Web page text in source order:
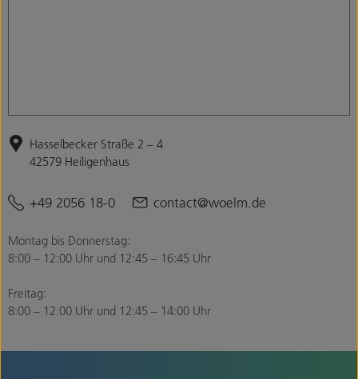
Hasselbecker Straße 2 – 4
42579 Heiligenhaus
+49 2056 18-0 contact@woelm.de
Montag bis Donnerstag:
8:00 – 12:00 Uhr und 12:45 – 16:45 Uhr
Freitag:
8:00 – 12:00 Uhr und 12:45 – 14:00 Uhr